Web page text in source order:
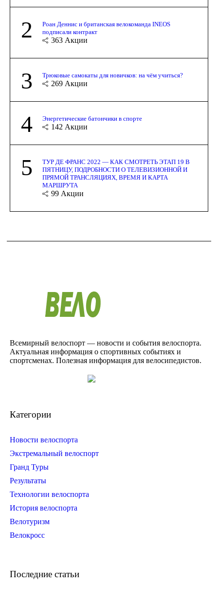
2
Роан Деннис и британская велокоманда INEOS
подписали контракт
363 Акции
3 Трюковые самокаты для новичков: на чём учиться?
269 Акции
4 Энергетические батончики в спорте
142 Акции
5
ТУР ДЕ ФРАНС 2022 — КАК СМОТРЕТЬ ЭТАП 19 В
ПЯТНИЦУ, ПОДРОБНОСТИ О ТЕЛЕВИЗИОННОЙ И
ПРЯМОЙ ТРАНСЛЯЦИЯХ, ВРЕМЯ И КАРТА
МАРШРУТА
99 Акции
Всемирный велоспорт — новости и события велоспорта.
Актуальная информация о спортивных событиях и
спортсменах. Полезная информация для велосипедистов.
Категории
Новости велоспорта
Экстремальный велоспорт
Гранд Туры
Результаты
Технологии велоспорта
История велоспорта
Велотуризм
Велокросс
Последние статьи